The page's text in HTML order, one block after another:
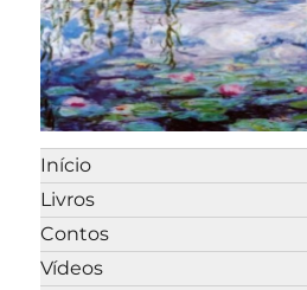
Início
Livros
Contos
Vídeos